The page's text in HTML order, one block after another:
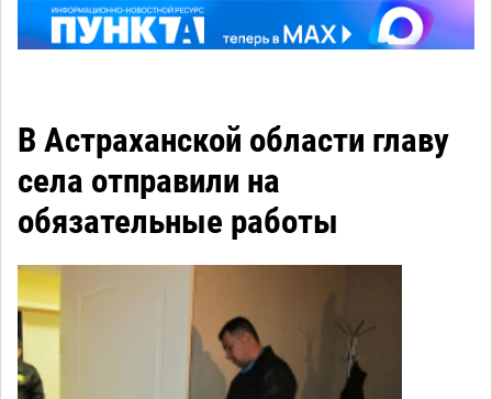
В Астраханской области главу
села отправили на
обязательные работы